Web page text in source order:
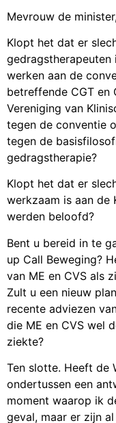
Mevrouw de
Klopt het dat er
werken aan de
betreffende CGT en
Vereniging van
tegen de conventie
tegen de
gedragstherapie?
Klopt het dat er
werkzaam is aan de
werden beloofd?
Bent u bereid in te
up Call Beweging?
van ME en CVS als
Zult u een nieuw
recente adviezen
die ME en CVS wel
ziekte?
Ten slotte. Heeft de
ondertussen een
moment waarop ik
geval, maar er zijn